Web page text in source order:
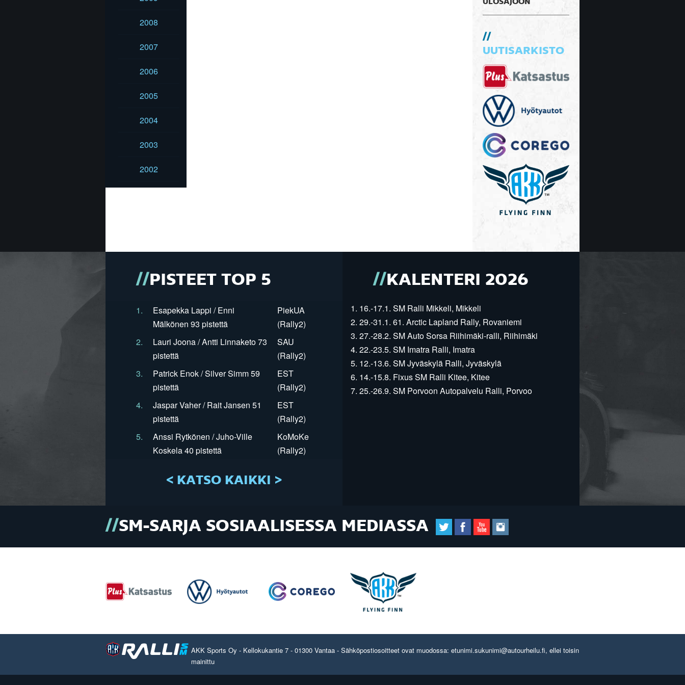
2008
2007
2006
2005
2004
2003
2002
ULOSAJOON
UUTISARKISTO
PISTEET TOP 5
1.
Esapekka Lappi / Enni
Mälkönen 93 pistettä
PiekUA
(Rally2)
2.
Lauri Joona / Antti Linnaketo 73
pistettä
SAU
(Rally2)
3.
Patrick Enok / Silver Simm 59
pistettä
EST
(Rally2)
4.
Jaspar Vaher / Rait Jansen 51
pistettä
EST
(Rally2)
5.
Anssi Rytkönen / Juho-Ville
Koskela 40 pistettä
KoMoKe
(Rally2)
< KATSO KAIKKI >
KALENTERI 2026
1. 16.-17.1. SM Ralli Mikkeli, Mikkeli
2. 29.-31.1. 61. Arctic Lapland Rally, Rovaniemi
3. 27.-28.2. SM Auto Sorsa Riihimäki-ralli, Riihimäki
4. 22.-23.5. SM Imatra Ralli, Imatra
5. 12.-13.6. SM Jyväskylä Ralli, Jyväskylä
6. 14.-15.8. Fixus SM Ralli Kitee, Kitee
7. 25.-26.9. SM Porvoon Autopalvelu Ralli, Porvoo
SM-SARJA SOSIAALISESSA MEDIASSA
AKK Sports Oy - Kellokukantie 7 - 01300 Vantaa - Sähköpostiosoitteet ovat muodossa: etunimi.sukunimi@autourheilu.fi, ellei toisin
mainittu